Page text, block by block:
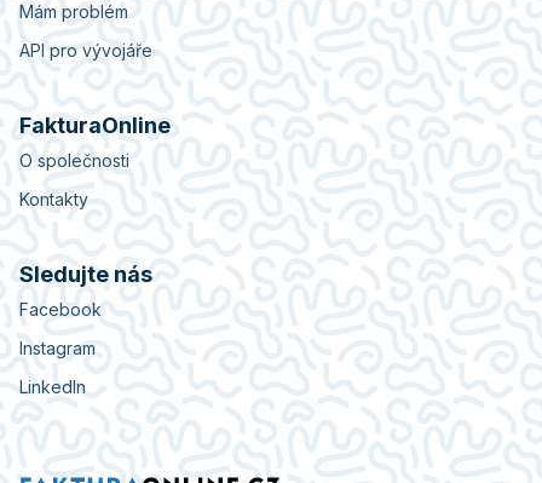
Mám problém
API pro vývojáře
FakturaOnline
O společnosti
Kontakty
Sledujte nás
Facebook
Instagram
LinkedIn